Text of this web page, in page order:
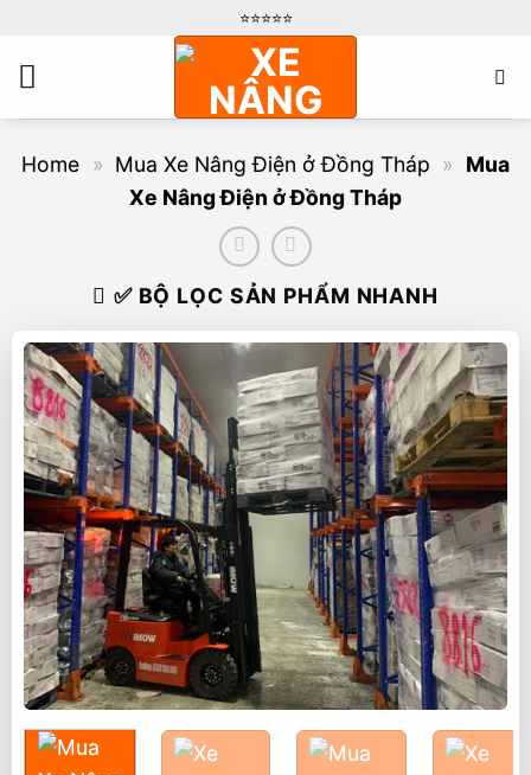
nội
dung
⭐️⭐️⭐️⭐️⭐️
Home » Mua Xe Nâng Điện ở Đồng Tháp »
Mua
Xe Nâng Điện ở Đồng Tháp
✅ BỘ LỌC SẢN PHẨM NHANH